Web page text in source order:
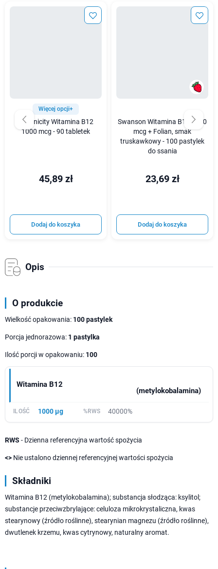
Więcej opcji+
Veganicity Witamina B12
1000 mcg - 90 tabletek
45,89 zł
Dodaj do koszyka
Swanson Witamina B12 1000
mcg + Folian, smak
truskawkowy - 100 pastylek
do ssania
23,69 zł
Dodaj do koszyka
Opis
O produkcie
Wielkość opakowania: 100 pastylek
Porcja jednorazowa: 1 pastylka
Ilość porcji w opakowaniu: 100
Witamina B12
(metylokobalamina)
1000 µg 40000%
RWS - Dzienna referencyjna wartość spożycia
<> Nie ustalono dziennej referencyjnej wartości spożycia
Składniki
Witamina B12 (metylokobalamina); substancja słodząca: ksylitol;
substancje przeciwzbrylające: celuloza mikrokrystaliczna, kwas
stearynowy (źródło roślinne), stearynian magnezu (źródło roślinne),
dwutlenek krzemu, kwas cytrynowy, naturalny aromat.